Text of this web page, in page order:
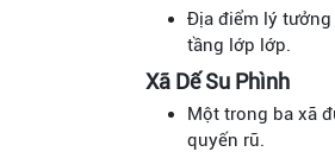
Địa điểm lý tưởng
tầng lớp lớp.
Xã Dế Su Phình
Một trong ba xã
quyến rũ.